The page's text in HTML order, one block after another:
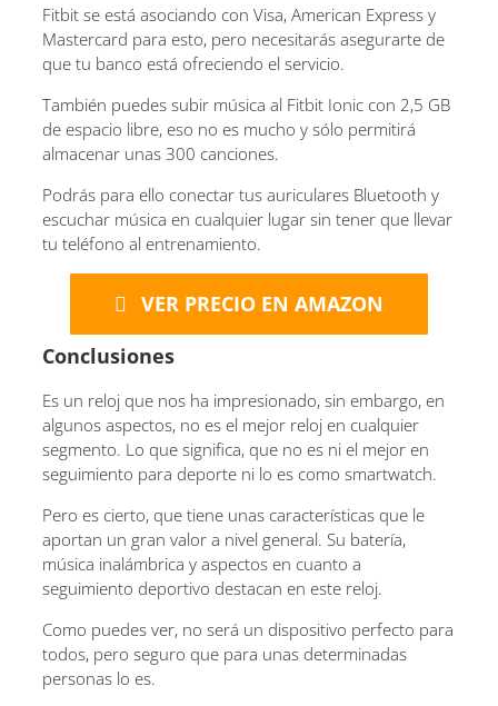
Fitbit se está asociando con Visa, American Express y
Mastercard para esto, pero necesitarás asegurarte de
que tu banco está ofreciendo el servicio.
También puedes subir música al Fitbit Ionic con 2,5 GB
de espacio libre, eso no es mucho y sólo permitirá
almacenar unas 300 canciones.
Podrás para ello conectar tus auriculares Bluetooth y
escuchar música en cualquier lugar sin tener que llevar
tu teléfono al entrenamiento.
VER PRECIO EN AMAZON
Conclusiones
Es un reloj que nos ha impresionado, sin embargo, en
algunos aspectos, no es el mejor reloj en cualquier
segmento. Lo que significa, que no es ni el mejor en
seguimiento para deporte ni lo es como smartwatch.
Pero es cierto, que tiene unas características que le
aportan un gran valor a nivel general. Su batería,
música inalámbrica y aspectos en cuanto a
seguimiento deportivo destacan en este reloj.
Como puedes ver, no será un dispositivo perfecto para
todos, pero seguro que para unas determinadas
personas lo es.